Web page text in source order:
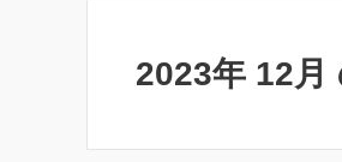
2023年 12月